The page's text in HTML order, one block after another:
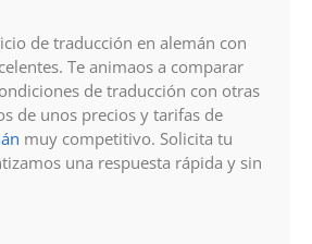
de traducción en alemán con
Te animaos a comparar
de traducción con otras
de unos precios y tarifas de
muy competitivo. Solicita tu
una respuesta rápida y sin